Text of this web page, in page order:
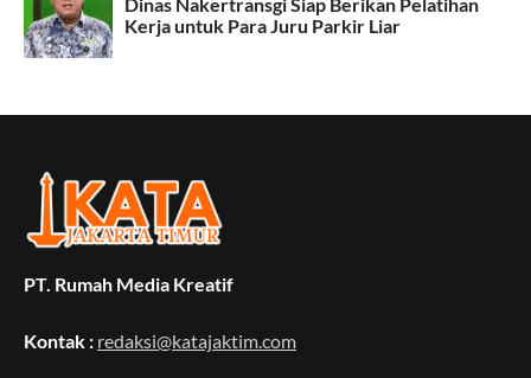
PT. Rumah Media Kreatif
Kontak : redaksi@katajaktim.com